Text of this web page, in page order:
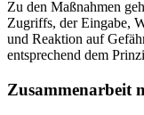
Zu den Maßnahmen
Zugriffs, der Eingabe,
und Reaktion auf
entsprechend dem
Zusammenarbeit